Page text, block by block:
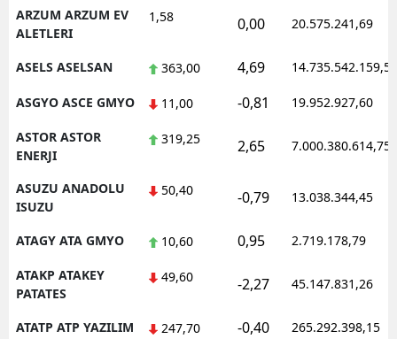
ARZUM ARZUM EV
ALETLERI
1,58 0,00 20.575.241,69
ASELS ASELSAN 363,00 4,69 14.735.542.159,50
ASGYO ASCE GMYO 11,00 -0,81 19.952.927,60
ASTOR ASTOR
ENERJI
319,25 2,65 7.000.380.614,75
ASUZU ANADOLU
ISUZU
50,40 -0,79 13.038.344,45
ATAGY ATA GMYO 10,60 0,95 2.719.178,79
ATAKP ATAKEY
PATATES
49,60 -2,27 45.147.831,26
ATATP ATP YAZILIM 247,70 -0,40 265.292.398,15